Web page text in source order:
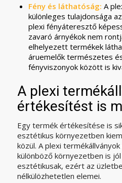
Fény és láthatóság: A
különleges tulajdonsága
plexi fényáteresztő
zavaró árnyékok nem
elhelyezett termékek
áruemelők természetes
fényviszonyok között is
A plexi
értékesítést is
Egy termék értékesítése is
esztétikus környezetben
közül. A plexi
különböző környezetben is
esztétikusak, ezért az
nélkülözhetetlen elemei.